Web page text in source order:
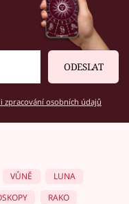
ODESLAT
zpracování osobních údajů
VŮNĚ
LUNA
RAKO